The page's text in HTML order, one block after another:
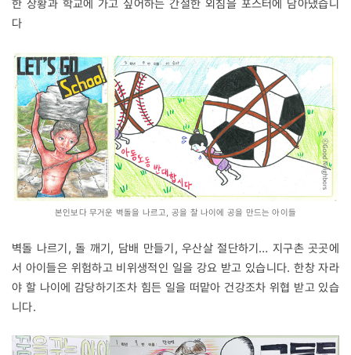
한 상황과 학교에 가고 싶어하는 간절한 외침을 포스터에 담아냈습니
다
본인보다 무거운 벽돌을 나르고, 공을 찰 나이에 공을 만드는 아이들
벽돌 나르기, 돌 깨기, 담배 만들기, 우산살 절단하기… 지구촌 곳곳에
서 아이들은 위험하고 비위생적인 일을 강요 받고 있습니다. 한창 자라
야 할 나이에 감당하기조차 힘든 일을 떠맡아 건강조차 위협 받고 있습
니다.